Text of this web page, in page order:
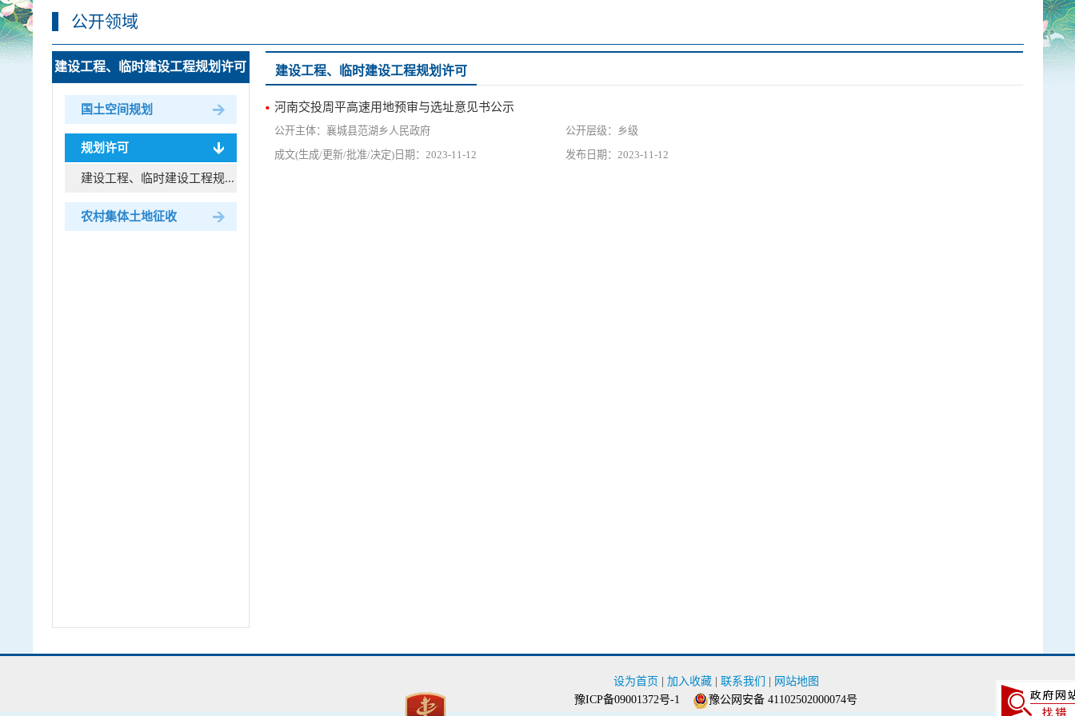
公开领域
建设工程、临时建设工程规划许可
国土空间规划
规划许可
建设工程、临时建设工程规...
农村集体土地征收
建设工程、临时建设工程规划许可
河南交投周平高速用地预审与选址意见书公示
襄城县范湖乡人民政府
乡级
2023-11-12
2023-11-12
设为首页 加入收藏| 联系我们
网站地图
豫ICP备09001372号-1
豫公网安备 41102502000074号